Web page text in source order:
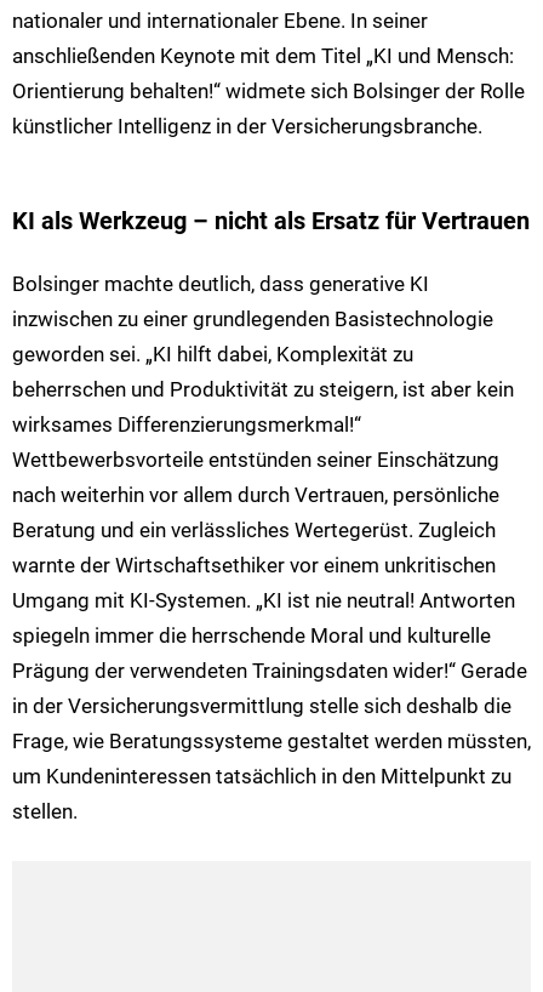
nationaler und internationaler Ebene. In seiner
anschließenden Keynote mit dem Titel „KI und Mensch:
Orientierung behalten!“ widmete sich Bolsinger der Rolle
künstlicher Intelligenz in der Versicherungsbranche.
KI als Werkzeug – nicht als Ersatz für Vertrauen
Bolsinger machte deutlich, dass generative KI
inzwischen zu einer grundlegenden Basistechnologie
geworden sei. „KI hilft dabei, Komplexität zu
beherrschen und Produktivität zu steigern, ist aber kein
wirksames Differenzierungsmerkmal!“
Wettbewerbsvorteile entstünden seiner Einschätzung
nach weiterhin vor allem durch Vertrauen, persönliche
Beratung und ein verlässliches Wertegerüst. Zugleich
warnte der Wirtschaftsethiker vor einem unkritischen
Umgang mit KI-Systemen. „KI ist nie neutral! Antworten
spiegeln immer die herrschende Moral und kulturelle
Prägung der verwendeten Trainingsdaten wider!“ Gerade
in der Versicherungsvermittlung stelle sich deshalb die
Frage, wie Beratungssysteme gestaltet werden müssten,
um Kundeninteressen tatsächlich in den Mittelpunkt zu
stellen.